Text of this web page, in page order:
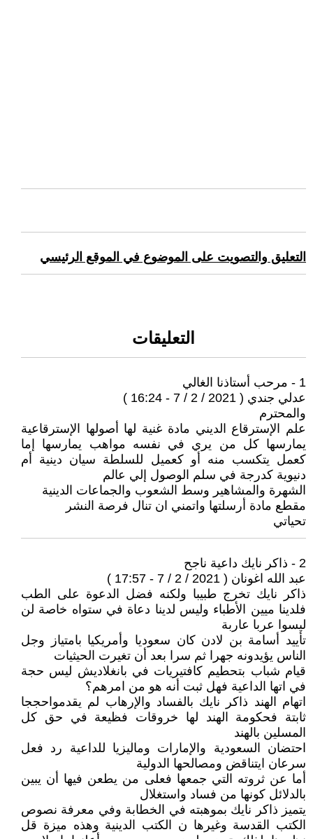
التعليق والتصويت على الموضوع في الموقع الرئيسي
التعليقات
1 - مرحب أستاذنا الغالي
عدلي جندي ( 2021 / 2 / 7 - 16:24 )
والمحترم
علم الإسترقاع الديني مادة غنية لها أصولها الإسترقاعية
يمارسها كل من يري في نفسه مواهب يمارسها إما
كعمل يتكسب منه أو كعميل للسلطة سيان دينية أم
دنيوية كدرجة في سلم الوصول إلي عالم
الشهرة والمشاهير وسط الشعوب والجماعات الدينية
مقطع مادة أرسلتها واتمني ان تنال فرصة النشر
تحياتي
2 - ذاكر نايك داعية ناجح
عبد الله اغونان ( 2021 / 2 / 7 - 17:57 )
ذاكر نايك تخرج طبيبا ولكنه فضل الدعوة على الطب
فلدينا ميين الأطباء وليس لدينا دعاة في ستواه خاصة لن
ليسوا عربا عاربة
تأييد أسامة بن لادن كان سعوديا وأمريكيا بامتياز وجل
الناس يؤيدونه جهرا ثم سرا بعد أن تغيرت الحيثيات
قيام شباب بتحطيم كافتيريات في بانغلاديش ليس حجة
في اتها الداعية فهل ثبت أنه هو من امرهم؟
اتهام الهند ذاكر نايك بالفساد والإرهاب لم يقدمواحججا
ثابتة فحكومة الهند لها خروقات فظيعة في حق كل
المسلين بالهند
احتضان السعودية والإمارات وماليزيا للداعية رد فعل
سرعان ايتناقض ومصالحها الدولية
أما عن ثروته التي جمعها فعلى من يطعن فيها أن يبين
بالدلائل كونها من فساد واستغلال
يتميز ذاكر نايك بموهبته في الخطابة وفي معرفة نصوص
الكتب القدسة وغيرها ن الكتب الدينية وهذه ميزة قل